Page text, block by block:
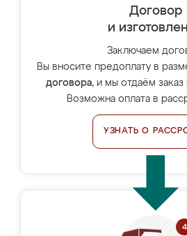
Договор
и
Заключаем
Вы вносите предоплату в
договора, и мы отдаём
Возможна оплата в
УЗНАТЬ О